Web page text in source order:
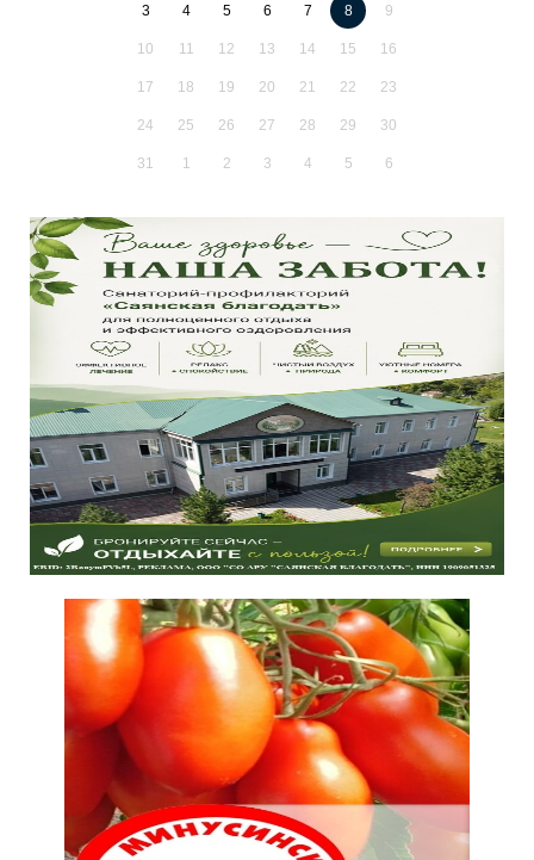
3 4 5 6 7 8 9
10 11 12 13 14 15 16
17 18 19 20 21 22 23
24 25 26 27 28 29 30
31 1 2 3 4 5 6